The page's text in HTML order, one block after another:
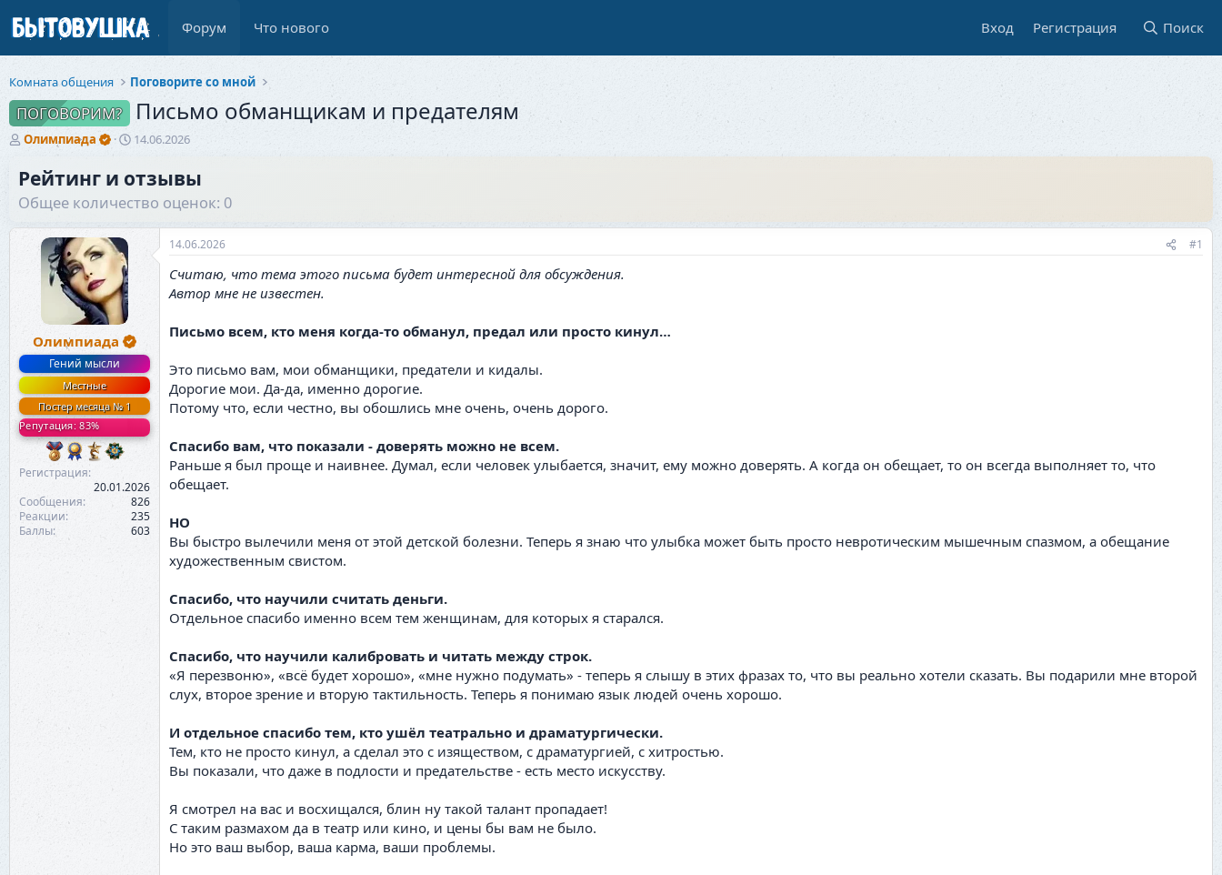
Форум Что нового Вход Регистрация Поиск
Комната общения Поговорите со мной
ПОГОВОРИМ? Письмо обманщикам и предателям
А
т
р
Олимпиада
Д
т
а
н
14.06.2026
Рейтинг и отзывы
Общее количество оценок: 0
Олимпиада
Гений мысли
Местные
Постер месяца № 1
Репутация: 83%
Регистрация
20.01.2026
Сообщения
826
Реакции
235
Баллы
603
14.06.2026 #1
Считаю, что тема этого письма будет интересной для обсуждения.
Автор мне не известен.
Письмо всем, кто меня когда-то обманул, предал или просто кинул…
Это письмо вам, мои обманщики, предатели и кидалы.
Дорогие мои. Да-да, именно дорогие.
Потому что, если честно, вы обошлись мне очень, очень дорого.
Спасибо вам, что показали - доверять можно не всем.
Раньше я был проще и наивнее. Думал, если человек улыбается, значит, ему можно доверять. А когда он обещает, то он всегда выполняет то, что
обещает.
НО
Вы быстро вылечили меня от этой детской болезни. Теперь я знаю что улыбка может быть просто невротическим мышечным спазмом, а обещание
художественным свистом.
Спасибо, что научили считать деньги.
Отдельное спасибо именно всем тем женщинам, для которых я старался.
Спасибо, что научили калибровать и читать между строк.
«Я перезвоню», «всё будет хорошо», «мне нужно подумать» - теперь я слышу в этих фразах то, что вы реально хотели сказать. Вы подарили мне второй
слух, второе зрение и вторую тактильность. Теперь я понимаю язык людей очень хорошо.
И отдельное спасибо тем, кто ушёл театрально и драматургически.
Тем, кто не просто кинул, а сделал это с изяществом, с драматургией, с хитростью.
Вы показали, что даже в подлости и предательстве - есть место искусству.
Я смотрел на вас и восхищался, блин ну такой талант пропадает!
С таким размахом да в театр или кино, и цены бы вам не было.
Но это ваш выбор, ваша карма, ваши проблемы.